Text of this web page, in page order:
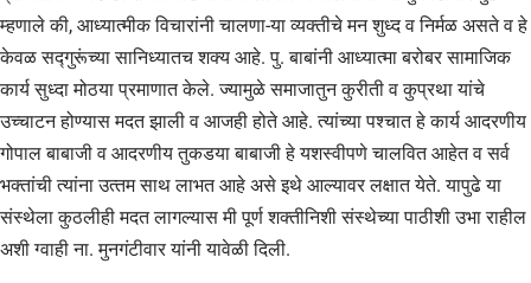
म्‍हणाले की, आध्‍यात्‍मीक विचारांनी चालणा-या व्‍यक्‍तीचे मन शुध्‍द व निर्मळ असते व हे
केवळ सद्गुरूंच्‍या सानिध्‍यातच शक्‍य आहे. पु. बाबांनी आध्‍यात्‍मा बरोबर सामाजिक
कार्य सुध्‍दा मोठया प्रमाणात केले. ज्‍यामुळे समाजातुन कुरीती व कुप्रथा यांचे
उच्‍चाटन होण्‍यास मदत झाली व आजही होते आहे. त्‍यांच्‍या पश्‍चात हे कार्य आदरणीय
गोपाल बाबाजी व आदरणीय तुकडया बाबाजी हे यशस्‍वीपणे चालवित आहेत व सर्व
भक्‍तांची त्‍यांना उत्‍तम साथ लाभत आहे असे इथे आल्‍यावर लक्षात येते. यापुढे या
संस्‍थेला कुठलीही मदत लागल्‍यास मी पूर्ण शक्‍तीनिशी संस्‍थेच्‍या पाठीशी उभा राहील
अशी ग्‍वाही ना. मुनगंटीवार यांनी यावेळी दिली.